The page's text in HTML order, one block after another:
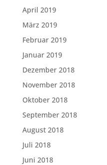
April 2019
März 2019
Februar 2019
Januar 2019
Dezember 2018
November 2018
Oktober 2018
September 2018
August 2018
Juli 2018
Juni 2018